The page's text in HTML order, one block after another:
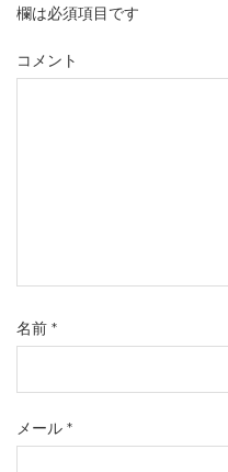
欄は必須項目です
コメント
名前 *
メール *